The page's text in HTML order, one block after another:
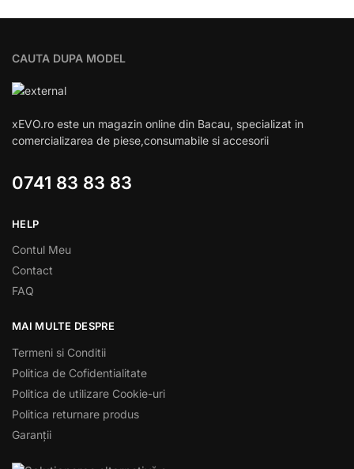
CAUTA DUPA MODEL
xEVO.ro este un magazin online din Bacau, specializat in
comercializarea de piese,consumabile si accesorii
0741 83 83 83
HELP
Contul Meu
Contact
FAQ
MAI MULTE DESPRE
Termeni si Conditii
Politica de Cofidentialitate
Politica de utilizare Cookie-uri
Politica returnare produs
Garanții